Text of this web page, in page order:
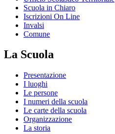
Scuola in Chiaro
Iscrizioni On Line
Invalsi
Comune
La Scuola
Presentazione
I luoghi
Le persone
I numeri della scuola
Le carte della scuola
Organizzazione
La storia